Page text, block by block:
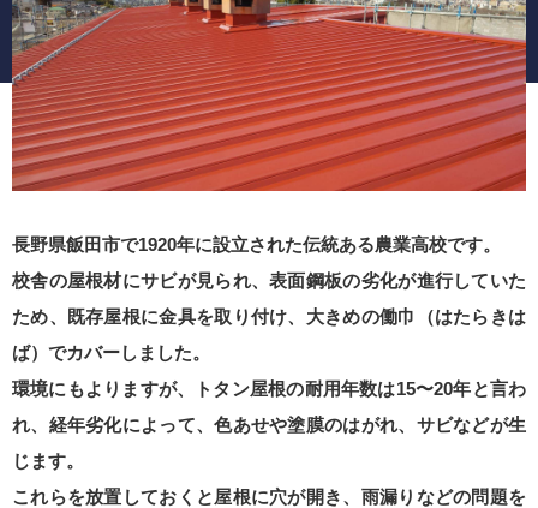
長野県飯田市で1920年に設立された伝統ある農業高校です。
校舎の屋根材にサビが見られ、表面鋼板の劣化が進行していた
ため、既存屋根に金具を取り付け、大きめの働巾（はたらきは
ば）でカバーしました。
環境にもよりますが、トタン屋根の耐用年数は15〜20年と言わ
れ、経年劣化によって、色あせや塗膜のはがれ、サビなどが生
じます。
これらを放置しておくと屋根に穴が開き、雨漏りなどの問題を